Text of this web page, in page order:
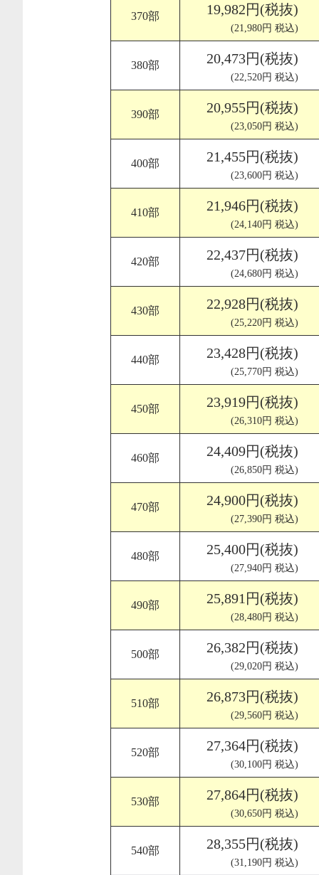
370部 19,982円(税抜)
(21,980円 税込)
380部 20,473円(税抜)
(22,520円 税込)
390部 20,955円(税抜)
(23,050円 税込)
400部 21,455円(税抜)
(23,600円 税込)
410部 21,946円(税抜)
(24,140円 税込)
420部 22,437円(税抜)
(24,680円 税込)
430部 22,928円(税抜)
(25,220円 税込)
440部 23,428円(税抜)
(25,770円 税込)
450部 23,919円(税抜)
(26,310円 税込)
460部 24,409円(税抜)
(26,850円 税込)
470部 24,900円(税抜)
(27,390円 税込)
480部 25,400円(税抜)
(27,940円 税込)
490部 25,891円(税抜)
(28,480円 税込)
500部 26,382円(税抜)
(29,020円 税込)
510部 26,873円(税抜)
(29,560円 税込)
520部 27,364円(税抜)
(30,100円 税込)
530部 27,864円(税抜)
(30,650円 税込)
540部 28,355円(税抜)
(31,190円 税込)